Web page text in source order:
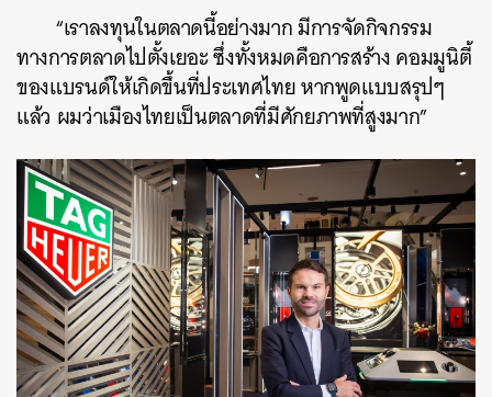
“เราลงทุนในตลาดนี้อย่างมาก มีการจัดกิจกรรม
ทางการตลาดไปตั้งเยอะ ซึ่งทั้งหมดคือการสร้าง คอมมูนิตี้
ของแบรนด์ให้เกิดขึ้นที่ประเทศไทย หากพูดแบบสรุปๆ
แล้ว ผมว่าเมืองไทยเป็นตลาดที่มีศักยภาพที่สูงมาก”